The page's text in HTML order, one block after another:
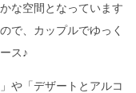
な空間となっています
、カップルでゆっく
ス♪
や「デザートとアルコ